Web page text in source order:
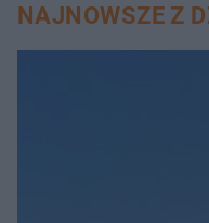
NAJNOWSZE Z